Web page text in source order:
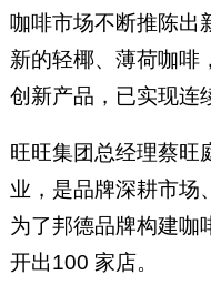
咖啡市场不断推陈出
新的轻椰、薄荷咖啡
创新产品，已实现连
旺旺集团总经理蔡旺
业，是品牌深耕市场
为了邦德品牌构建咖
开出100 家店。